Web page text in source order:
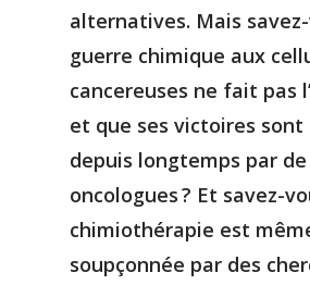
alternatives. Mais
guerre chimique aux
cancereuses ne fait pas
et que ses victoires
depuis longtemps par
oncologues ? Et savez-
chimiothérapie est
soupçonnée par des